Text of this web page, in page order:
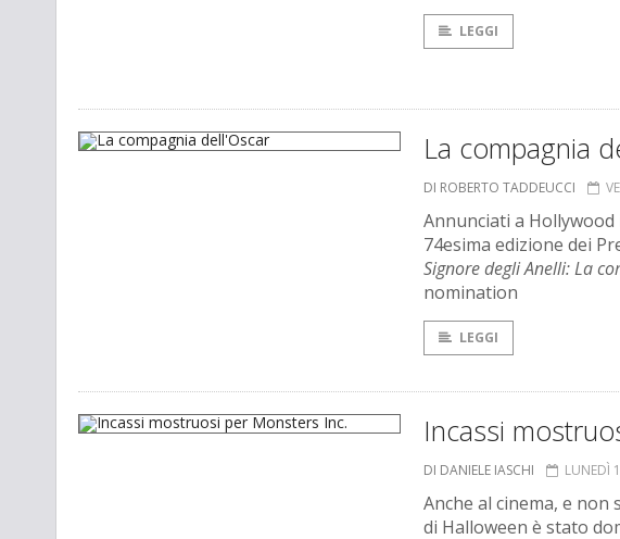
LEGGI
La compagnia
DI ROBERTO TADDEUCCI
Annunciati a
74esima edizione dei
Signore degli Anelli: La
nomination
LEGGI
Incassi
DI DANIELE IASCHI LUNEDÌ
Anche al cinema, e
di Halloween è stato